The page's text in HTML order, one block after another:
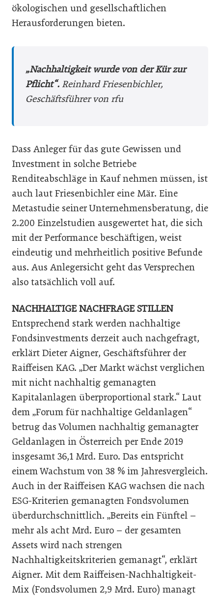
ökologischen und gesellschaftlichen
Herausforderungen bieten.
„Nachhaltigkeit wurde von der Kür zur
Pflicht“. Reinhard Friesenbichler,
Geschäftsführer von rfu
Dass Anleger für das gute Gewissen und
Investment in solche Betriebe
Renditeabschläge in Kauf nehmen müssen, ist
auch laut Friesenbichler eine Mär. Eine
Metastudie seiner Unternehmensberatung, die
2.200 Einzelstudien ausgewertet hat, die sich
mit der Performance beschäftigen, weist
eindeutig und mehrheitlich positive Befunde
aus. Aus Anlegersicht geht das Versprechen
also tatsächlich voll auf.
NACHHALTIGE NACHFRAGE STILLEN
Entsprechend stark werden nachhaltige
Fondsinvestments derzeit auch nachgefragt,
erklärt Dieter Aigner, Geschäftsführer der
Raiffeisen KAG. „Der Markt wächst verglichen
mit nicht nachhaltig gemanagten
Kapitalanlagen überproportional stark.“ Laut
dem „Forum für nachhaltige Geldanlagen“
betrug das Volumen nachhaltig gemanagter
Geldanlagen in Österreich per Ende 2019
insgesamt 36,1 Mrd. Euro. Das entspricht
einem Wachstum von 38 % im Jahresvergleich.
Auch in der Raiffeisen KAG wachsen die nach
ESG-Kriterien gemanagten Fondsvolumen
überdurchschnittlich. „Bereits ein Fünftel –
mehr als acht Mrd. Euro – der gesamten
Assets wird nach strengen
Nachhaltigkeitskriterien gemanagt“, erklärt
Aigner. Mit dem Raiffeisen-Nachhaltigkeit-
Mix (Fondsvolumen 2,9 Mrd. Euro) managt